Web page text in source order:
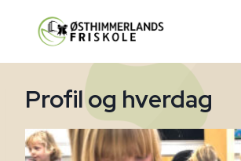
Profil og hverdag